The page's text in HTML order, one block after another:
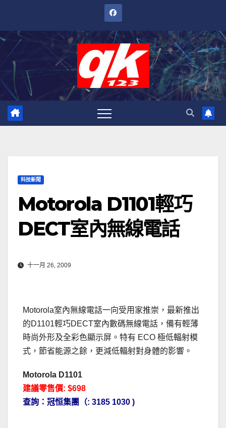
內
科技新聞
Motorola D1101輕巧
DECT室內無線電話
十一月 26, 2009
Motorola室內無線電話一向受用家推崇，最新推出
的D1101輕巧DECT室內數碼無線電話，備有輕薄
時尚外形及全彩色顯示屏。特有 ECO 極低輻射模
式，節省能源之餘，更減低輻射對身體的影響。
Motorola D1101
建議零售價: $698
查詢：冠恒集團（: 3185 1030 )